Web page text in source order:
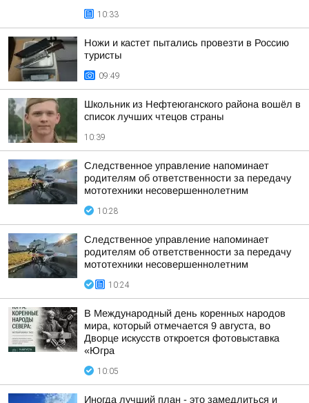
10:33
Ножи и кастет пытались провезти в Россию
туристы
09:49
Школьник из Нефтеюганского района вошёл в
список лучших чтецов страны
10:39
Следственное управление напоминает
родителям об ответственности за передачу
мототехники несовершеннолетним
10:28
Следственное управление напоминает
родителям об ответственности за передачу
мототехники несовершеннолетним
10:24
В Международный день коренных народов
мира, который отмечается 9 августа, во
Дворце искусств откроется фотовыставка
«Югра
10:05
Иногда лучший план - это замедлиться и